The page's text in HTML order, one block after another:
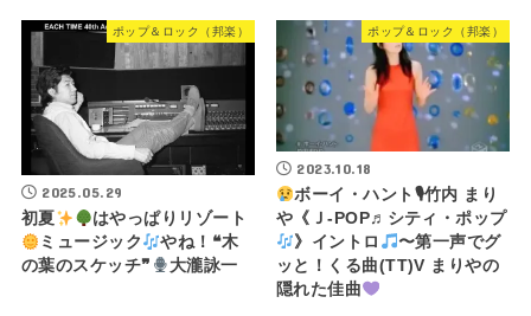
ポップ＆ロック（邦楽）
2025.05.29
初夏
はやっぱりリゾート
ミュージック
やね！❝木
の葉のスケッチ❞
大瀧詠一
ポップ＆ロック（邦楽）
2023.10.18
ボーイ・ハント🎙竹内 まり
や《Ｊ-POP♬シティ・ポップ
》イントロ
〜第一声でグ
ッと！くる曲(TT)V まりやの
隠れた佳曲